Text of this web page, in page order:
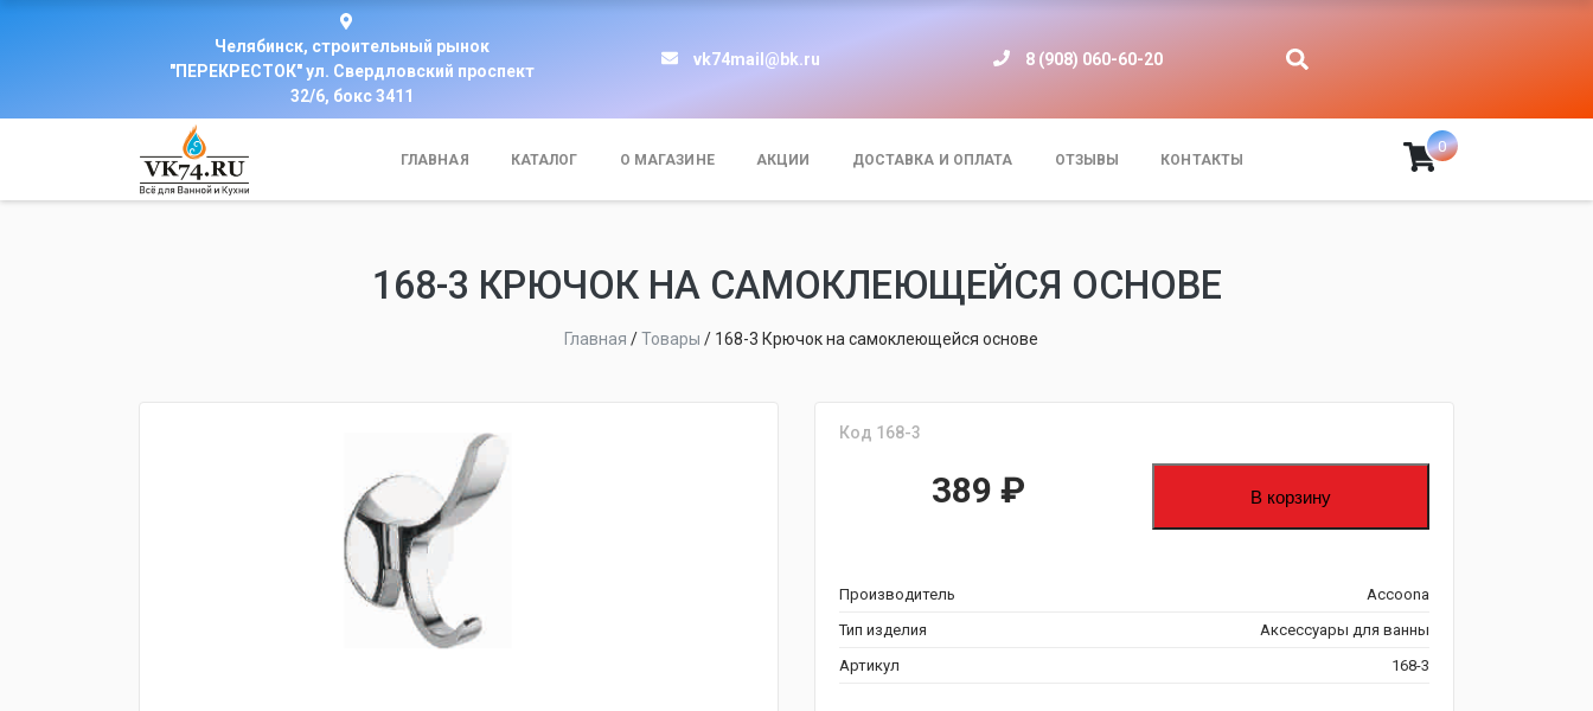
Челябинск, строительный рынок
"ПЕРЕКРЕСТОК" ул. Свердловский проспект
32/6, бокс 3411
vk74mail@bk.ru 8 (908) 060-60-20
ГЛАВНАЯ КАТАЛОГ О МАГАЗИНЕ АКЦИИ ДОСТАВКА И ОПЛАТА ОТЗЫВЫ КОНТАКТЫ
0
168-3 КРЮЧОК НА САМОКЛЕЮЩЕЙСЯ ОСНОВЕ
Главная /Товары / 168-3 Крючок на самоклеющейся основе
Код 168-3
389 ₽ В корзину
Производитель
Accoona
Тип изделия
Аксессуары для ванны
Артикул
168-3